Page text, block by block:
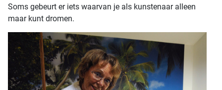
Soms gebeurt er iets waarvan je als kunstenaar alleen
maar kunt dromen.